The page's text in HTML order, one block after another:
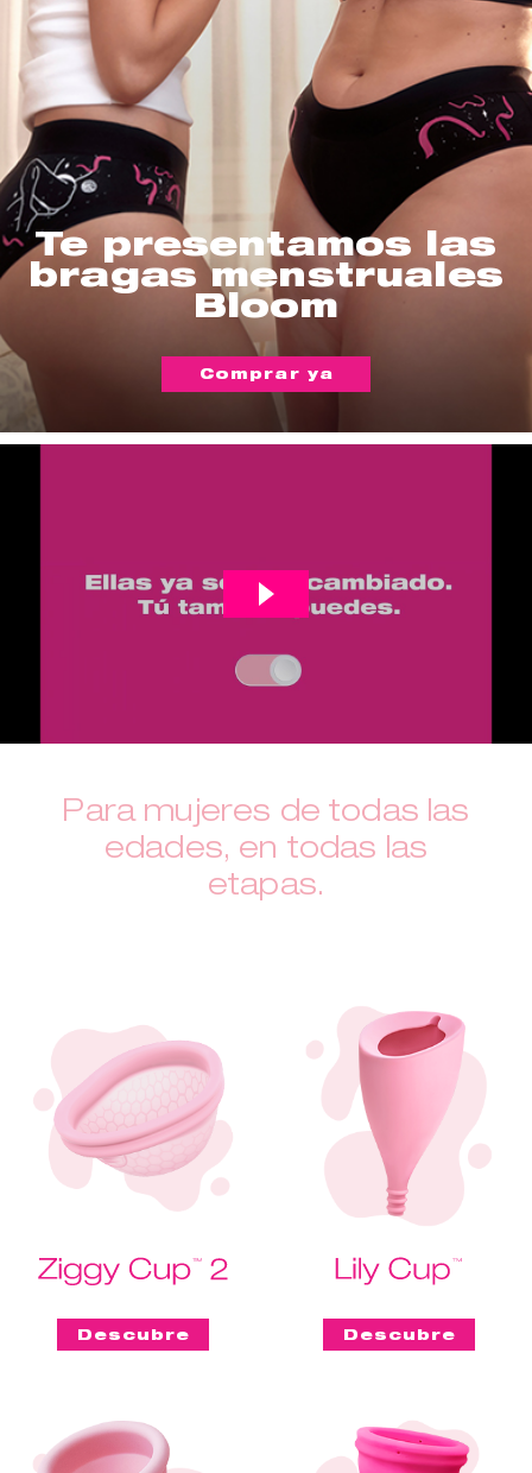
Te presentamos las
bragas menstruales
Bloom
Comprar ya
Para mujeres de todas las
edades, en todas las
etapas.
Descubre Descubre